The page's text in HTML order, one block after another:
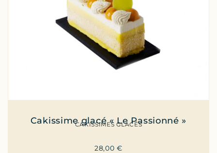
Cakissime glacé « Le Passionné »
CAKISSIMES GLACÉS
28,00€